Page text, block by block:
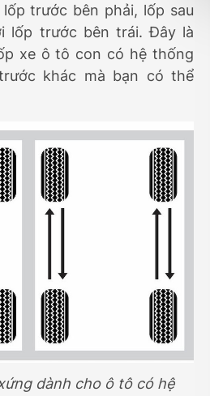
trước bên phải, lốp sau
lốp trước bên trái. Đây là
xe ô tô con có hệ thống
khác mà bạn có thể
dành cho ô tô có hệ